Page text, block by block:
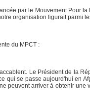
par le Mouvement Pour
organisation figurait parmi
du MPCT :
Le Président de la
qui se passe aujourd'hui en
peuvent arriver à obtenir